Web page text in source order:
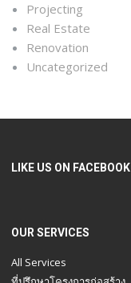
Projecting
Real Estate
Renovation
Uncategorized
LIKE US ON FACEBOOK
OUR SERVICES
All Services